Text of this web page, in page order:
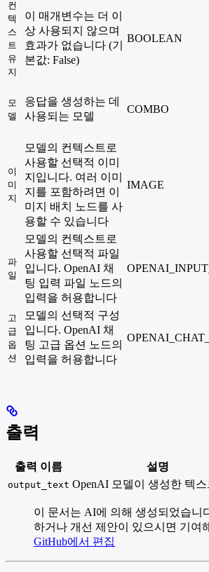
컨
텍
스
트
유
지
이 매개변수는 더 이
상 사용되지 않으며
효과가 없습니다 (기
본값: False)
BOOLEAN
모
델
응답을 생성하는 데
사용되는 모델
COMBO
이
미
지
모델의 컨텍스트로
사용할 선택적 이미
지입니다. 여러 이미
지를 포함하려면 이
미지 배치 노드를 사
용할 수 있습니다
IMAGE
파
일
모델의 컨텍스트로
사용할 선택적 파일
입니다. OpenAI 채
팅 입력 파일 노드의
입력을 허용합니다
고
급
옵
션
모델의 선택적 구성
입니다. OpenAI 채
팅 고급 옵션 노드의
입력을 허용합니다
출력
출력 이름 설명
output_text OpenAI 모델이 생성한 텍
이 문서는 AI에 의해 생성되었습니
하거나 개선 제안이 있으시면 기여
GitHub에서 편집